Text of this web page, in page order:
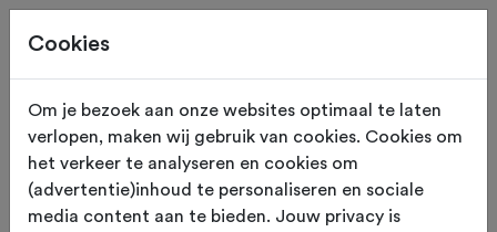
Assendelft Noord Holland
Atletiekvereniging
Cookies
Om je bezoek aan onze websites optimaal te laten
verlopen, maken wij gebruik van cookies. Cookies om
het verkeer te analyseren en cookies om
(advertentie)inhoud te personaliseren en sociale
media content aan te bieden. Jouw privacy is